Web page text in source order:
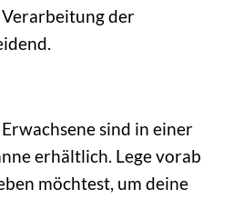
der
sind in einer
erhältlich. Lege vorab
möchtest, um deine